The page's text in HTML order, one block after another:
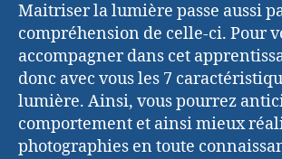
Maitriser la lumière passe aussi
compréhension de celle-ci. Pour
accompagner dans cet
donc avec vous les 7
lumière. Ainsi, vous pourrez
comportement et ainsi mieux
photographies en toute